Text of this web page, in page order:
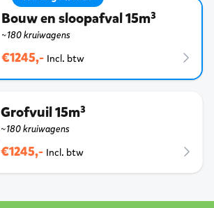
Bouw en sloopafval 15m³
~180 kruiwagens
€1245,- Incl. btw
Grofvuil 15m³
~180 kruiwagens
€1245,- Incl. btw